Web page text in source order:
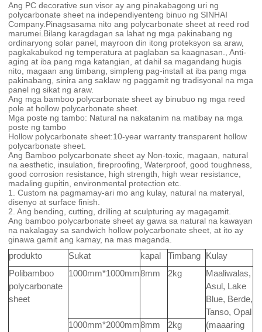
Ang PC decorative sun visor ay ang pinakabagong uri ng
polycarbonate sheet na independiyenteng binuo ng SINHAI
Company.Pinagsasama nito ang polycarbonate sheet at reed rod
marumei.Bilang karagdagan sa lahat ng mga pakinabang ng
ordinaryong solar panel, mayroon din itong proteksyon sa araw,
pagkakabukod ng temperatura at paglaban sa kaagnasan., Anti-
aging at iba pang mga katangian, at dahil sa magandang hugis
nito, magaan ang timbang, simpleng pag-install at iba pang mga
pakinabang, sinira ang saklaw ng paggamit ng tradisyonal na mga
panel ng sikat ng araw.
Ang mga bamboo polycarbonate sheet ay binubuo ng mga reed
pole at hollow polycarbonate sheet.
Mga poste ng tambo: Natural na nakatanim na matibay na mga
poste ng tambo
Hollow polycarbonate sheet:10-year warranty transparent hollow
polycarbonate sheet.
Ang Bamboo polycarbonate sheet ay Non-toxic, magaan, natural
na aesthetic, insulation, fireproofing, Waterproof, good toughness,
good corrosion resistance, high strength, high wear resistance,
madaling gupitin, environmental protection etc.
1. Custom na pagmamay-ari mo ang kulay, natural na materyal,
disenyo at surface finish.
2. Ang bending, cutting, drilling at sculpturing ay magagamit.
Ang bamboo polycarbonate sheet ay gawa sa natural na kawayan
na nakalagay sa sandwich hollow polycarbonate sheet, at ito ay
ginawa gamit ang kamay, na mas maganda.
produkto Sukat kapal Timbang Kulay
Polibamboo
polycarbonate
sheet
1000mm*1000mm8mm 2kg
Maaliwalas,
Asul, Lake
Blue, Berde,
Tanso, Opal
(maaaring
1000mm*2000mm8mm 2kg